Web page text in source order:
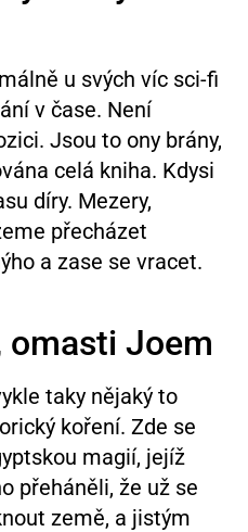
u svých víc sci-fi
v čase. Není
Jsou to ony brány,
celá kniha. Kdysi
díry. Mezery,
přecházet
a zase se vracet.
omasti Joem
taky nějaký to
koření. Zde se
magií, jejíž
přeháněli, že už se
země, a jistým